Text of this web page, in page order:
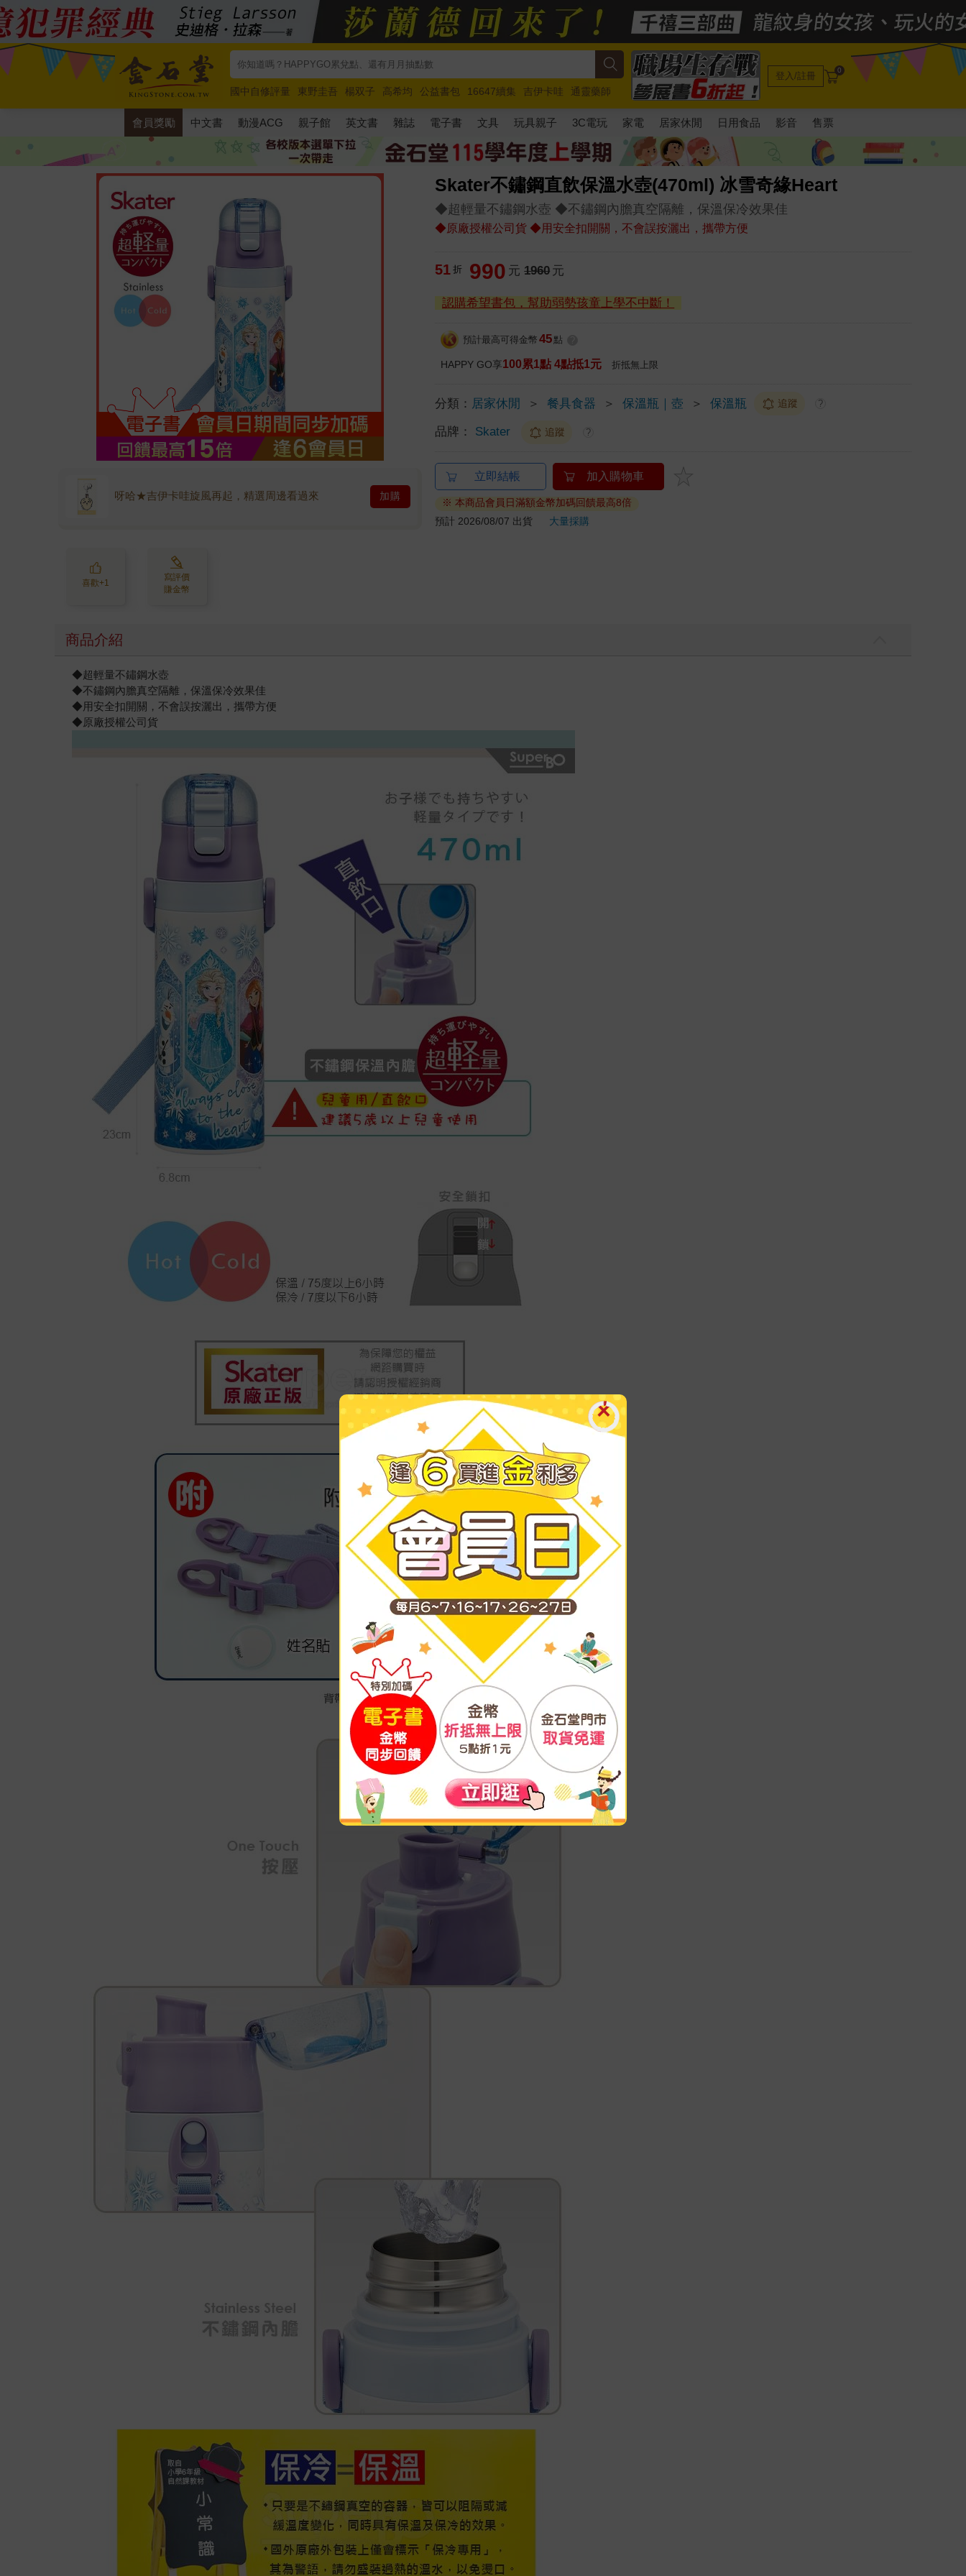
國中自修評量 東野圭吾 楊双子 高希均 公益書包 16647續集 吉伊卡哇
通靈藥師
唯紅花綻放
奧德賽 路邊攤新作 馬斯克 玩具總動員5 超慢跑
登入/註冊 0
會員獎勵 中文書 動漫ACG 親子館 英文書 雜誌 電子書 文具 玩具親子 3C電玩 家電 居家休閒 日用食品 影音 售票
Skater不鏽鋼直飲保溫水壺(470ml) 冰雪奇緣Heart
◆超輕量不鏽鋼水壺 ◆不鏽鋼內膽真空隔離，保溫保冷效果佳
◆原廠授權公司貨 ◆用安全扣開關，不會誤按灑出，攜帶方便
呀哈★吉伊卡哇旋風再起，精選周邊看過來 加購
喜歡+1
寫評價
賺金幣
51 折 990 元 1960 元
認購希望書包，幫助弱勢孩童上學不中斷！
預計最高可得金幣 45 點
HAPPY GO享100累1點 4點抵1元 折抵無上限
分類： 居家休閒 ＞ 餐具食器 ＞ 保溫瓶｜壺 ＞ 保溫瓶 追蹤 ?
品牌： Skater 追蹤 ?
立即結帳 加入購物車
※ 本商品會員日滿額金幣加碼回饋最高8倍
預計 2026/08/07 出貨
大量採購
商品介紹
◆超輕量不鏽鋼水壺
◆不鏽鋼內膽真空隔離，保溫保冷效果佳
◆用安全扣開關，不會誤按灑出，攜帶方便
◆原廠授權公司貨